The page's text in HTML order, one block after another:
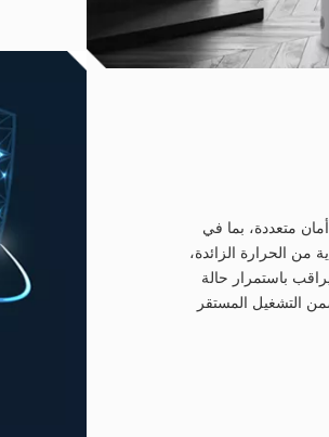
متعددة، بما في
من الحرارة الزائدة،
باستمرار حالة
التشغيل المستقر